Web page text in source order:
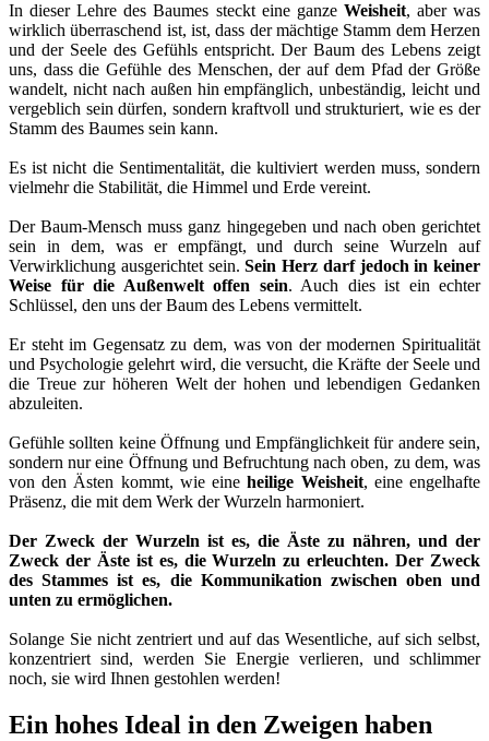
In dieser Lehre des Baumes steckt eine ganze Weisheit, aber was
wirklich überraschend ist, ist, dass der mächtige Stamm dem Herzen
und der Seele des Gefühls entspricht. Der Baum des Lebens zeigt
uns, dass die Gefühle des Menschen, der auf dem Pfad der Größe
wandelt, nicht nach außen hin empfänglich, unbeständig, leicht und
vergeblich sein dürfen, sondern kraftvoll und strukturiert, wie es der
Stamm des Baumes sein kann.
Es ist nicht die Sentimentalität, die kultiviert werden muss, sondern
vielmehr die Stabilität, die Himmel und Erde vereint.
Der Baum-Mensch muss ganz hingegeben und nach oben gerichtet
sein in dem, was er empfängt, und durch seine Wurzeln auf
Verwirklichung ausgerichtet sein.Sein Herz darf jedoch in keiner
Weise für die Außenwelt offen sein. Auch dies ist ein echter
Schlüssel, den uns der Baum des Lebens vermittelt.
Er steht im Gegensatz zu dem, was von der modernen Spiritualität
und Psychologie gelehrt wird, die versucht, die Kräfte der Seele und
die Treue zur höheren Welt der hohen und lebendigen Gedanken
abzuleiten.
Gefühle sollten keine Öffnung und Empfänglichkeit für andere sein,
sondern nur eine Öffnung und Befruchtung nach oben, zu dem, was
von den Ästen kommt, wie eineheilige Weisheit, eine engelhafte
Präsenz, die mit dem Werk der Wurzeln harmoniert.
Der Zweck der Wurzeln ist es, die Äste zu nähren, und der
Zweck der Äste ist es, die Wurzeln zu erleuchten. Der Zweck
des Stammes ist es, die Kommunikation zwischen oben und
unten zu ermöglichen.
Solange Sie nicht zentriert und auf das Wesentliche, auf sich selbst,
konzentriert sind, werden Sie Energie verlieren, und schlimmer
noch, sie wird Ihnen gestohlen werden!
Ein hohes Ideal in den Zweigen haben